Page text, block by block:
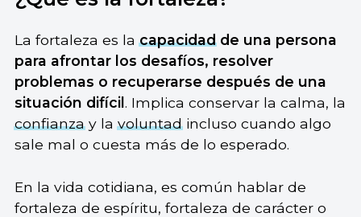
La fortaleza es lacapacidadde una persona
para afrontar los desafíos, resolver
problemas o recuperarse después de una
situación difícil . Implica conservar la calma, la
confianzay lavoluntadincluso cuando algo
sale mal o cuesta más de lo esperado.
En la vida cotidiana, es común hablar de
fortaleza de espíritu, fortaleza de carácter o